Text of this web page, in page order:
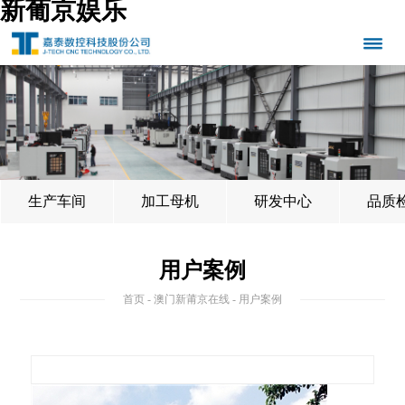
新葡京娱乐
生产车间 加工母机 研发中心 品质
用户案例
首页 - 澳门新莆京在线 - 用户案例